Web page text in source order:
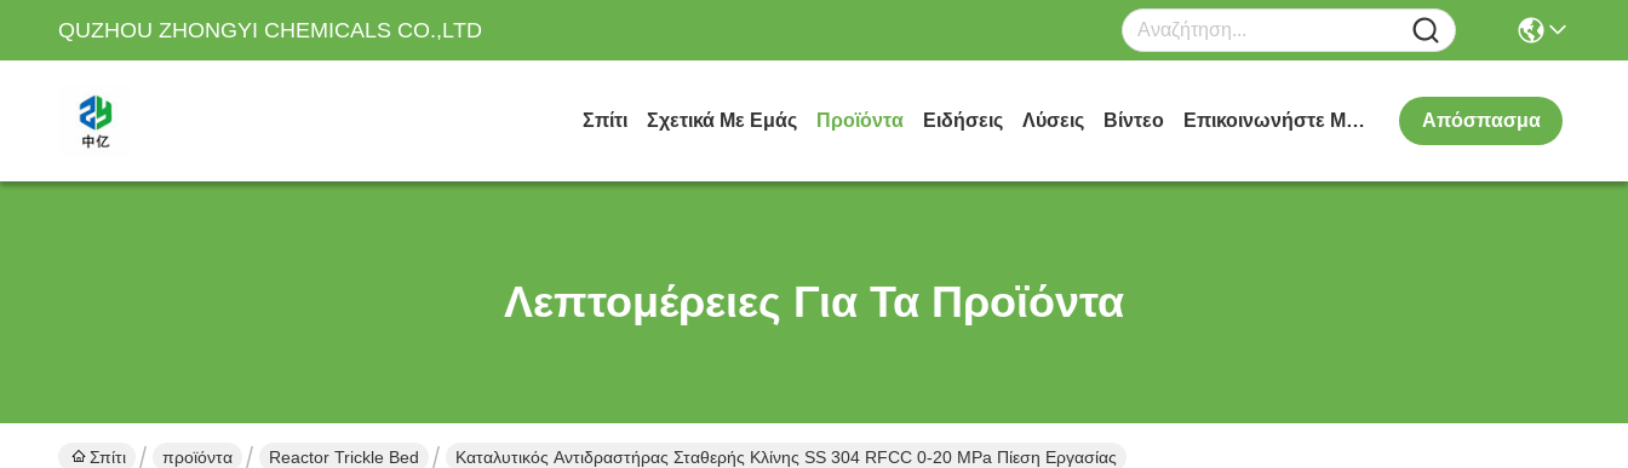
QUZHOU ZHONGYI CHEMICALS CO.,LTD
Σπίτι Σχετικά Με Εμάς Προϊόντα Ειδήσεις Λύσεις Βίντεο Επικοινωνήστε Μαζί Μας Απόσπασμα
Λεπτομέρειες Για Τα Προϊόντα
Σπίτι προϊόντα Reactor Trickle Bed Καταλυτικός Αντιδραστήρας Σταθερής Κλίνης SS 304 RFCC 0-20 MPa Πίεση Εργασίας